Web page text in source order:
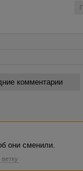
комментарии
они сменили.